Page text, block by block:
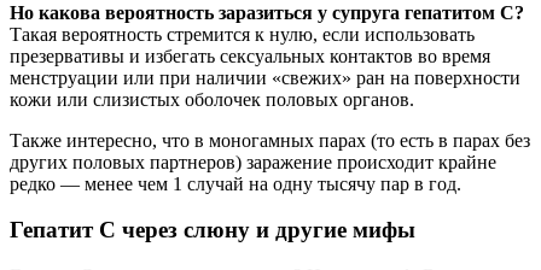
Но какова вероятность заразиться у супруга гепатитом C?
Такая вероятность стремится к нулю, если использовать
презервативы и избегать сексуальных контактов во время
менструации или при наличии «свежих» ран на поверхности
кожи или слизистых оболочек половых органов.
Также интересно, что в моногамных парах (то есть в парах без
других половых партнеров) заражение происходит крайне
редко — менее чем 1 случай на одну тысячу пар в год.
Гепатит C через слюну и другие мифы